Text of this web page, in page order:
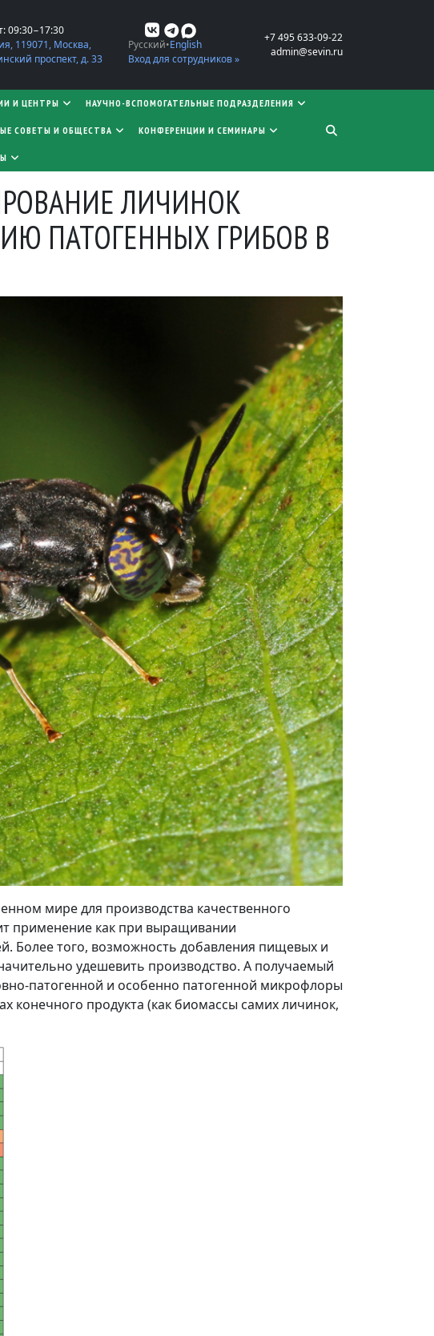
09:30−17:30
119071, Москва,
проспект, д. 33
Русский English
Вход для сотрудников »
+7 495 633-09-22
admin@sevin.ru
И ЦЕНТРЫ НАУЧНО-ВСПОМОГАТЕЛЬНЫЕ ПОДРАЗДЕЛЕНИЯ
СОВЕТЫ И ОБЩЕСТВА КОНФЕРЕНЦИИ И СЕМИНАРЫ
ЛИЧИНОК
ПАТОГЕННЫХ ГРИБОВ В
мире для производства качественного
применение как при выращивании
Более того, возможность добавления пищевых и
удешевить производство. А получаемый
патогенной и особенно патогенной микрофлоры
конечного продукта (как биомассы самих личинок,